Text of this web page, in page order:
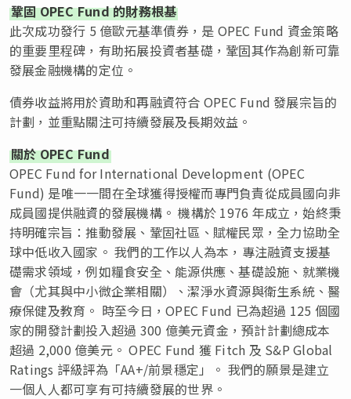
鞏固 OPEC Fund 的財務根基
此次成功發行 5 億歐元基準債券，是 OPEC Fund 資金策略
的重要里程碑，有助拓展投資者基礎，鞏固其作為創新可靠
發展金融機構的定位。
債券收益將用於資助和再融資符合 OPEC Fund 發展宗旨的
計劃，並重點關注可持續發展及長期效益。
關於 OPEC Fund
OPEC Fund for International Development (OPEC
Fund) 是唯一一間在全球獲得授權而專門負責從成員國向非
成員國提供融資的發展機構。 機構於 1976 年成立，始終秉
持明確宗旨：推動發展、鞏固社區、賦權民眾，全力協助全
球中低收入國家。 我們的工作以人為本，專注融資支援基
礎需求領域，例如糧食安全、能源供應、基礎設施、就業機
會（尤其與中小微企業相關）、潔淨水資源與衛生系統、醫
療保健及教育。 時至今日，OPEC Fund 已為超過 125 個國
家的開發計劃投入超過 300 億美元資金，預計計劃總成本
超過 2,000 億美元。 OPEC Fund 獲 Fitch 及 S&P Global
Ratings 評級評為「AA+/前景穩定」。 我們的願景是建立
一個人人都可享有可持續發展的世界。